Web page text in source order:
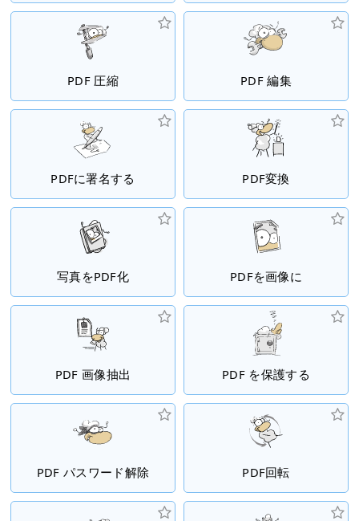
PDF 圧縮 PDF 編集
PDFに署名する PDF変換
写真をPDF化 PDFを画像に
PDF 画像抽出 PDF を保護する
PDF パスワード解除 PDF回転